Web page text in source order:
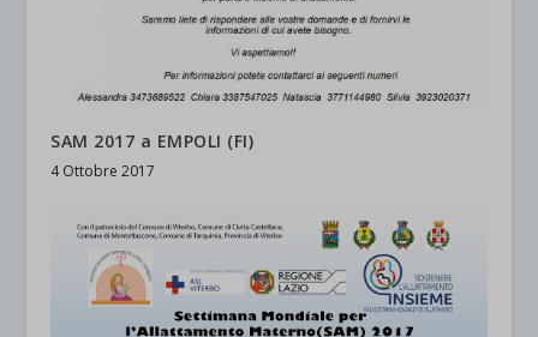
SAM 2017 a EMPOLI (FI)
4 Ottobre 2017